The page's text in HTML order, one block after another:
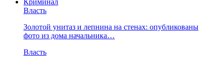
Криминал
Власть
​Золотой унитаз и лепнина на стенах: опубликованы
фото из дома начальника…
Власть